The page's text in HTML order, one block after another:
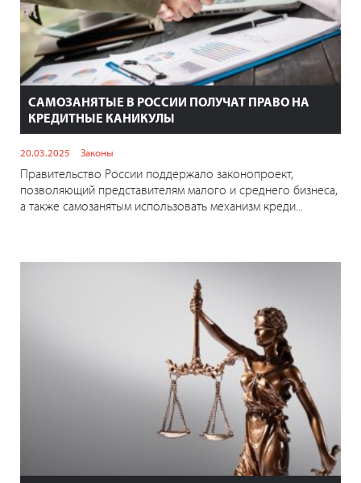
САМОЗАНЯТЫЕ В РОССИИ ПОЛУЧАТ ПРАВО НА
КРЕДИТНЫЕ КАНИКУЛЫ
20.03.2025 Законы
Правительство России поддержало законопроект,
позволяющий представителям малого и среднего бизнеса,
а также самозанятым использовать механизм креди...